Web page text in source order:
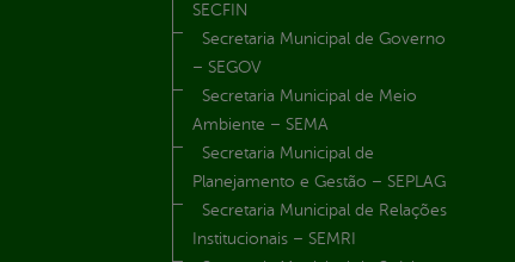
SECFIN
Secretaria Municipal de Governo
– SEGOV
Secretaria Municipal de Meio
Ambiente – SEMA
Secretaria Municipal de
Planejamento e Gestão – SEPLAG
Secretaria Municipal de Relações
Institucionais – SEMRI